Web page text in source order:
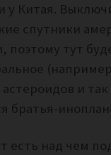
у Китая.
спутники
поэтому тут
и
братья-
есть над чем